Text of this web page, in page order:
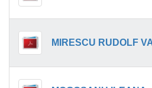
MIRESCU RUDOLF